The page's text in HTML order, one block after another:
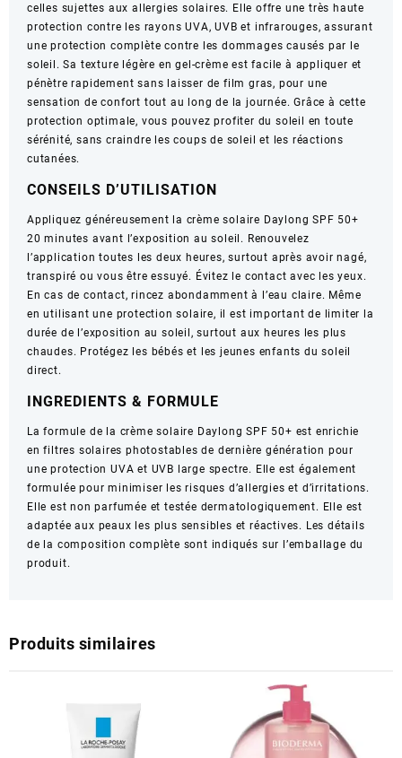
Protection
–
Peaux
Sensibles
–
100ml
celles sujettes aux allergies solaires. Elle offre une très haute
protection contre les rayons UVA, UVB et infrarouges, assurant
une protection complète contre les dommages causés par le
soleil. Sa texture légère en gel-crème est facile à appliquer et
pénètre rapidement sans laisser de film gras, pour une
sensation de confort tout au long de la journée. Grâce à cette
protection optimale, vous pouvez profiter du soleil en toute
sérénité, sans craindre les coups de soleil et les réactions
cutanées.
CONSEILS D’UTILISATION
Appliquez généreusement la crème solaire Daylong SPF 50+
20 minutes avant l’exposition au soleil. Renouvelez
l’application toutes les deux heures, surtout après avoir nagé,
transpiré ou vous être essuyé. Évitez le contact avec les yeux.
En cas de contact, rincez abondamment à l’eau claire. Même
en utilisant une protection solaire, il est important de limiter la
durée de l’exposition au soleil, surtout aux heures les plus
chaudes. Protégez les bébés et les jeunes enfants du soleil
direct.
INGREDIENTS & FORMULE
La formule de la crème solaire Daylong SPF 50+ est enrichie
en filtres solaires photostables de dernière génération pour
une protection UVA et UVB large spectre. Elle est également
formulée pour minimiser les risques d’allergies et d’irritations.
Elle est non parfumée et testée dermatologiquement. Elle est
adaptée aux peaux les plus sensibles et réactives. Les détails
de la composition complète sont indiqués sur l’emballage du
produit.
Produits similaires